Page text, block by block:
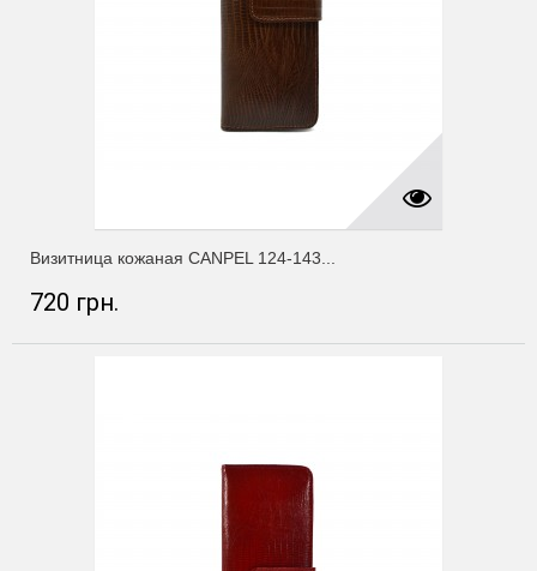
Визитница кожаная CANPEL 124-143...
720 грн.